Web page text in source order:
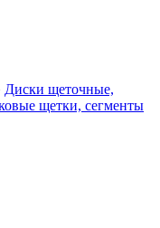
Диски щеточные,
щетки, сегменты